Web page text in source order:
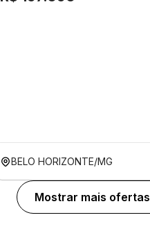
BELO HORIZONTE/MG
Mostrar mais ofertas